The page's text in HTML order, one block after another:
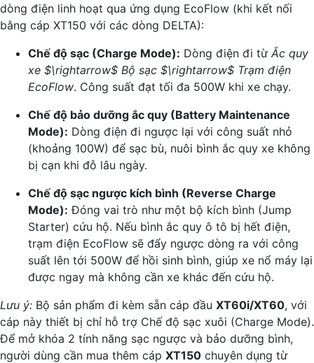
dòng điện linh hoạt qua ứng dụng EcoFlow (khi kết nối
bằng cáp XT150 với các dòng DELTA):
Chế độ sạc (Charge Mode): Dòng điện đi từ Ắc quy
xe $\rightarrow$ Bộ sạc $\rightarrow$ Trạm điện
EcoFlow. Công suất đạt tối đa 500W khi xe chạy.
Chế độ bảo dưỡng ắc quy (Battery Maintenance
Mode): Dòng điện đi ngược lại với công suất nhỏ
(khoảng 100W) để sạc bù, nuôi bình ắc quy xe không
bị cạn khi đỗ lâu ngày.
Chế độ sạc ngược kích bình (Reverse Charge
Mode): Đóng vai trò như một bộ kích bình (Jump
Starter) cứu hộ. Nếu bình ắc quy ô tô bị hết điện,
trạm điện EcoFlow sẽ đẩy ngược dòng ra với công
suất lên tới 500W để hồi sinh bình, giúp xe nổ máy lại
được ngay mà không cần xe khác đến cứu hộ.
Lưu ý: Bộ sản phẩm đi kèm sẵn cáp đầu XT60i/XT60, với
cáp này thiết bị chỉ hỗ trợ Chế độ sạc xuôi (Charge Mode).
Để mở khóa 2 tính năng sạc ngược và bảo dưỡng bình,
người dùng cần mua thêm cáp XT150 chuyên dụng từ